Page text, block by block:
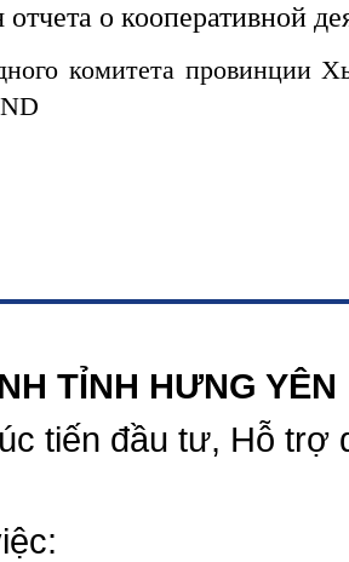
отчета о кооперативной
комитета провинции
TỈNH HƯNG YÊN
tiến đầu tư, Hỗ trợ